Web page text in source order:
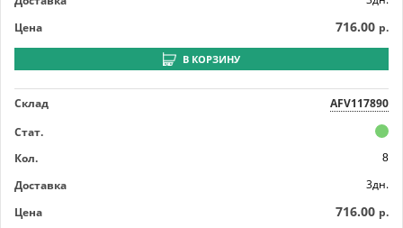
Цена
716.00 р.
В КОРЗИНУ
Склад
AFV117890
Стат.
Кол.
8
Доставка
3дн.
Цена
716.00 р.